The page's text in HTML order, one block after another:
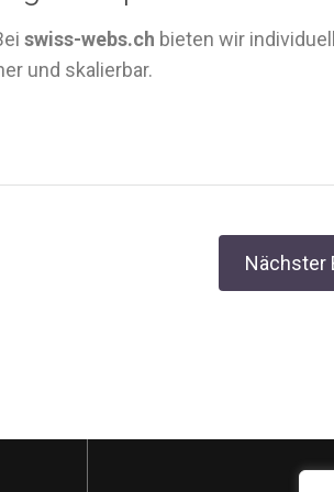
swiss-webs.ch bieten wir
und skalierbar.
Nächster